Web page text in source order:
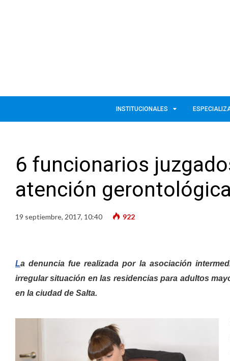
INSTITUCIONALES
6 funcionarios
atención gerontológica
19 septiembre, 2017, 10:40 922
La denuncia fue realizada por la asociación
irregular situación en las residencias para adultos
en la ciudad de Salta.